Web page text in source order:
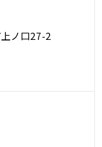
ノ口27-2